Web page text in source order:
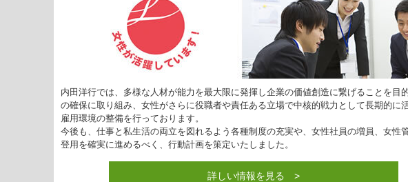
内田洋行では、多様な人材が能力を最大限に発揮し企業の価値創造に繋げることを目
の確保に取り組み、女性がさらに役職者や責任ある立場で中核的戦力として長期的に
雇用環境の整備を行っております。
今後も、仕事と私生活の両立を図れるよう各種制度の充実や、女性社員の増員、女性
登用を確実に進めるべく、行動計画を策定いたしました。
詳しい情報を見る >